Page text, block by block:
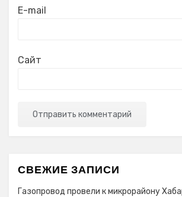
E-mail
Сайт
СВЕЖИЕ ЗАПИСИ
Газопровод провели к микрорайону